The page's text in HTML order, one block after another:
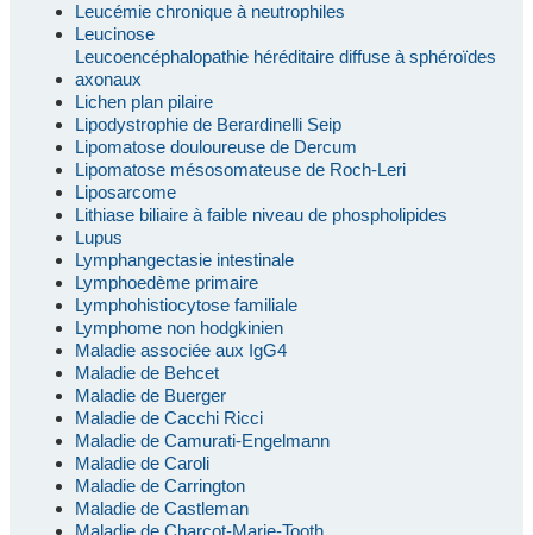
Leucémie chronique à neutrophiles
Leucinose
Leucoencéphalopathie héréditaire diffuse à sphéroïdes
axonaux
Lichen plan pilaire
Lipodystrophie de Berardinelli Seip
Lipomatose douloureuse de Dercum
Lipomatose mésosomateuse de Roch-Leri
Liposarcome
Lithiase biliaire à faible niveau de phospholipides
Lupus
Lymphangectasie intestinale
Lymphoedème primaire
Lymphohistiocytose familiale
Lymphome non hodgkinien
Maladie associée aux IgG4
Maladie de Behcet
Maladie de Buerger
Maladie de Cacchi Ricci
Maladie de Camurati-Engelmann
Maladie de Caroli
Maladie de Carrington
Maladie de Castleman
Maladie de Charcot-Marie-Tooth